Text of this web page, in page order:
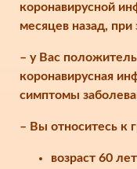
коронавирусной
месяцев назад, при
– у Вас
коронавирусная
симптомы
– Вы относитесь к
возраст 60